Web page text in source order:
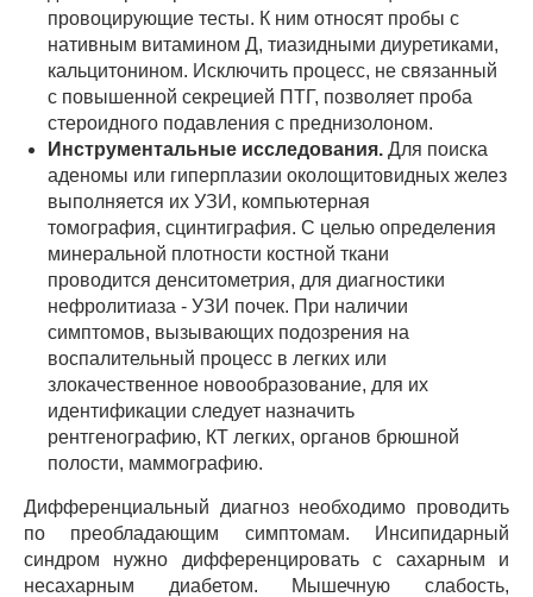
провоцирующие тесты. К ним относят пробы с
нативным витамином Д, тиазидными диуретиками,
кальцитонином. Исключить процесс, не связанный
с повышенной секрецией ПТГ, позволяет проба
стероидного подавления с преднизолоном.
Инструментальные исследования. Для поиска
аденомы или гиперплазии околощитовидных желез
выполняется их УЗИ, компьютерная
томография, сцинтиграфия. С целью определения
минеральной плотности костной ткани
проводится денситометрия, для диагностики
нефролитиаза - УЗИ почек. При наличии
симптомов, вызывающих подозрения на
воспалительный процесс в легких или
злокачественное новообразование, для их
идентификации следует назначить
рентгенографию, КТ легких, органов брюшной
полости, маммографию.
Дифференциальный диагноз необходимо проводить
по преобладающим симптомам. Инсипидарный
синдром нужно дифференцировать с сахарным и
несахарным диабетом. Мышечную слабость,